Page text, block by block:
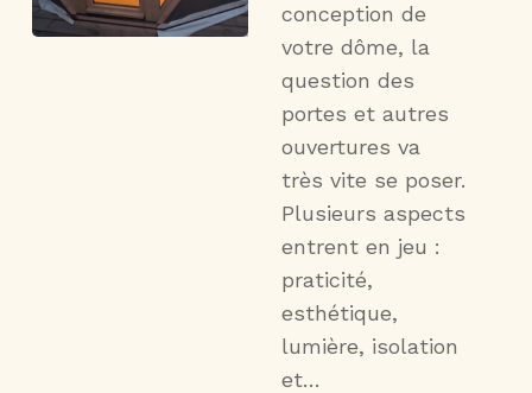
conception de
votre dôme, la
question des
portes et autres
ouvertures va
très vite se poser.
Plusieurs aspects
entrent en jeu :
praticité,
esthétique,
lumière, isolation
et…